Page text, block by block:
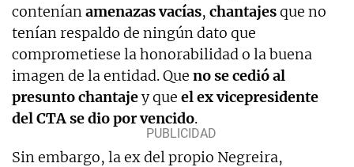
conteníanamenazas vacías, chantajesque no
tenían respaldo de ningún dato que
comprometiese la honorabilidad o la buena
imagen de la entidad. Que no se cedió al
presunto chantajey que el ex vicepresidente
del CTAse dio por vencido.
Sin embargo, la ex del propio Negreira,